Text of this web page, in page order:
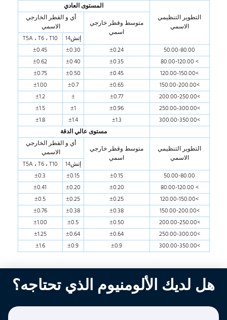
التطوير التنظيمي
الاسمي
المستوى العادي
متوسط وقطر خارجي
اسمي
أي و القطر الخارجي
الاسمي
إتش14
T5A ، T6 ، T10
50.00-80.00
±0.24
±0.30
±0.45
> 80.00-120.00
±0.35
±0.40
±0.62
>120.00-150.00
±0.45
±0.50
±0.75
>150.00-200.00
±0.65
±0.7
±1.00
>200.00-250.00
±0.77
±
±1.2
>250.00-300.00
±0.96
±1
±1.5
>300.00-350.00
±1.3
±1.4
±1.8
مستوى عالي الدقة
التطوير التنظيمي
الاسمي
متوسط وقطر خارجي
اسمي
أي و القطر الخارجي
الاسمي
إتش14
T5A ، T6 ، T10
50.00-80.00
±0.15
±0.15
±0.3
> 80.00-120.00
±0.20
±0.20
±0.41
>120.00-150.00
±0.25
±0.25
±0.5
>150.00-200.00
±0.38
±0.38
±0.76
>200.00-250.00
±0.50
±0.5
±1.00
>250.00-300.00
±0.64
±0.64
±1.25
>300.00-350.00
±0.9
±0.9
±1.6
هل لديك الألومنيوم الذي تحتاجه؟